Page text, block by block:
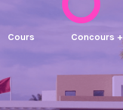
Cours Concours +